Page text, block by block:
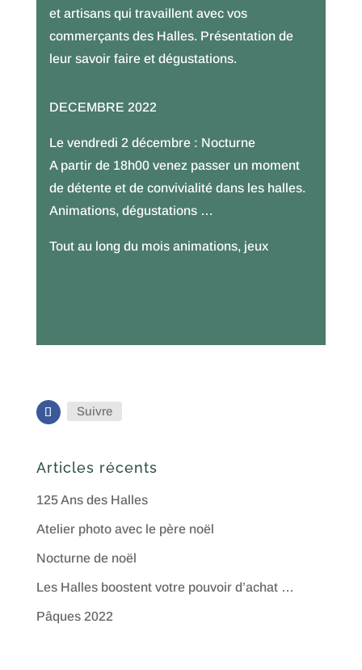
et artisans qui travaillent avec vos
commerçants des Halles. Présentation de
leur savoir faire et dégustations.
DECEMBRE 2022
Le vendredi 2 décembre : Nocturne
A partir de 18h00 venez passer un moment
de détente et de convivialité dans les halles.
Animations, dégustations …
Tout au long du mois animations, jeux
Suivre
Articles récents
125 Ans des Halles
Atelier photo avec le père noël
Nocturne de noël
Les Halles boostent votre pouvoir d’achat …
Pâques 2022